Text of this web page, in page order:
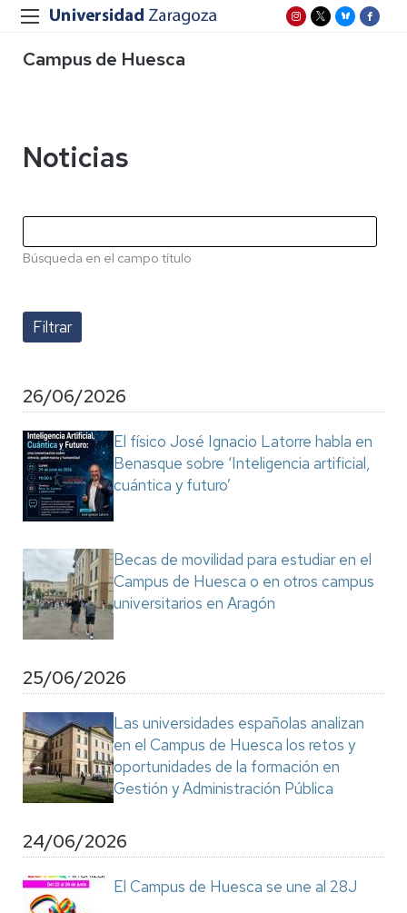
Campus de Huesca
Noticias
Búsqueda en el campo título
26/06/2026
El físico José Ignacio Latorre habla en
Benasque sobre ‘Inteligencia artificial,
cuántica y futuro’
Becas de movilidad para estudiar en el
Campus de Huesca o en otros campus
universitarios en Aragón
25/06/2026
Las universidades españolas analizan
en el Campus de Huesca los retos y
oportunidades de la formación en
Gestión y Administración Pública
24/06/2026
El Campus de Huesca se une al 28J